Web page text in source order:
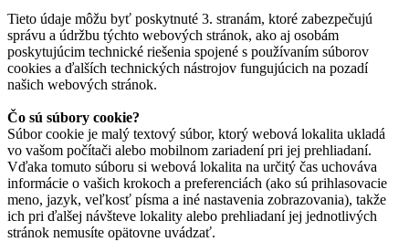
Tieto údaje môžu byť poskytnuté 3. stranám, ktoré zabezpečujú
správu a údržbu týchto webových stránok, ako aj osobám
poskytujúcim technické riešenia spojené s používaním súborov
cookies a ďalších technických nástrojov fungujúcich na pozadí
našich webových stránok.
Čo sú súbory cookie?
Súbor cookie je malý textový súbor, ktorý webová lokalita ukladá
vo vašom počítači alebo mobilnom zariadení pri jej prehliadaní.
Vďaka tomuto súboru si webová lokalita na určitý čas uchováva
informácie o vašich krokoch a preferenciách (ako sú prihlasovacie
meno, jazyk, veľkosť písma a iné nastavenia zobrazovania), takže
ich pri ďalšej návšteve lokality alebo prehliadaní jej jednotlivých
stránok nemusíte opätovne uvádzať.